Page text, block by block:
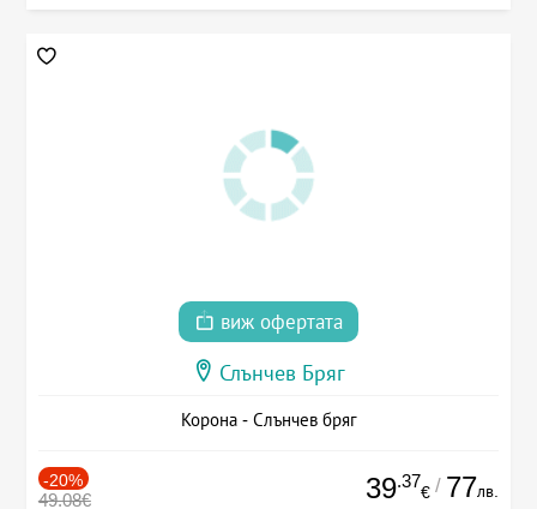
виж офертата
Слънчев Бряг
Корона - Слънчев бряг
-20%
49.08€ 39.37
€ / 77лв.